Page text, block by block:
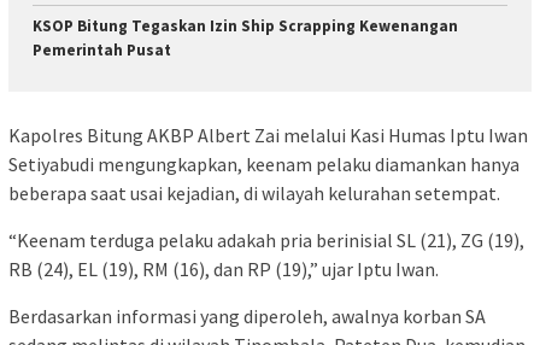
KSOP Bitung Tegaskan Izin Ship Scrapping Kewenangan
Pemerintah Pusat
Kapolres Bitung AKBP Albert Zai melalui Kasi Humas Iptu Iwan
Setiyabudi mengungkapkan, keenam pelaku diamankan hanya
beberapa saat usai kejadian, di wilayah kelurahan setempat.
“Keenam terduga pelaku adakah pria berinisial SL (21), ZG (19),
RB (24), EL (19), RM (16), dan RP (19),” ujar Iptu Iwan.
Berdasarkan informasi yang diperoleh, awalnya korban SA